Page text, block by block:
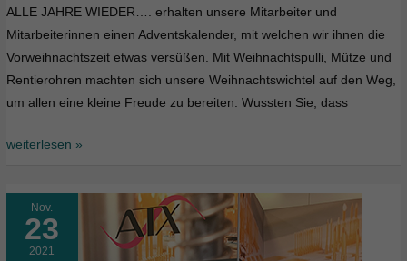
ALLE JAHRE WIEDER…. erhalten unsere Mitarbeiter und
Mitarbeiterinnen einen Adventskalender, mit welchen wir ihnen die
Vorweihnachtszeit etwas versüßen. Mit Weihnachtspulli, Mütze und
Rentierohren machten sich unsere Weihnachtswichtel auf den Weg,
um allen eine kleine Freude zu bereiten. Wussten Sie, dass
weiterlesen »
Nov.
23
2021